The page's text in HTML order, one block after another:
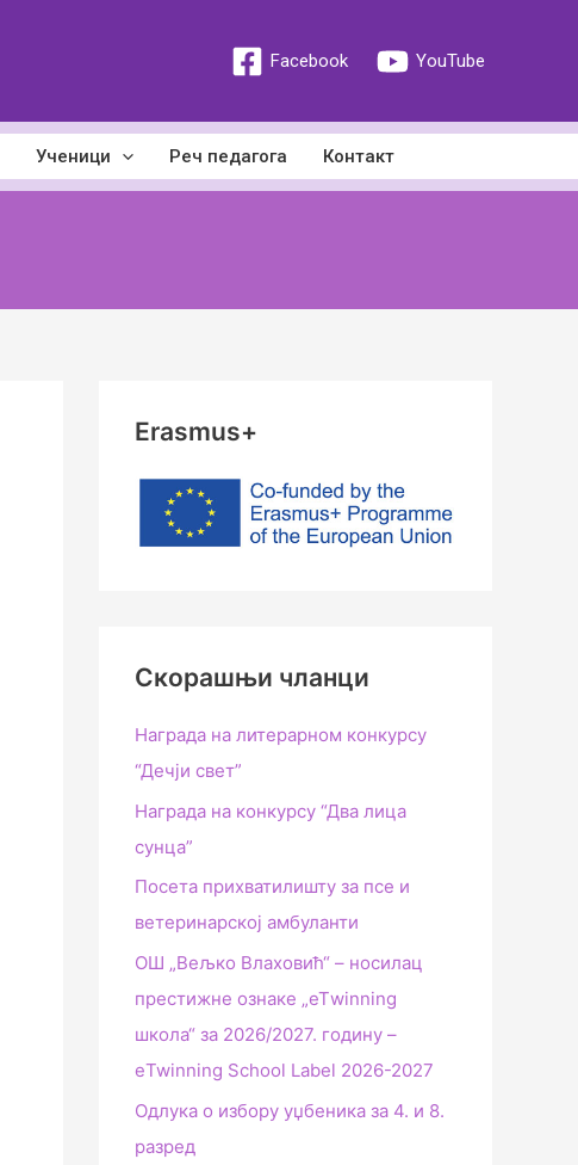
Facebook YouTube
Ученици Реч педагога Контакт
Erasmus+
Скорашњи чланци
Награда на литерарном конкурсу
“Дечји свет”
Награда на конкурсу “Два лица
сунца”
Посета прихватилишту за псе и
ветеринарској амбуланти
ОШ „Вељко Влаховић“ – носилац
престижне ознаке „еТwinning
школа“ за 2026/2027. годину –
еTwinning School Label 2026-2027
Одлука о избору уџбеника за 4. и 8.
разред